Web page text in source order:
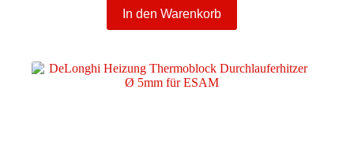
In den Warenkorb